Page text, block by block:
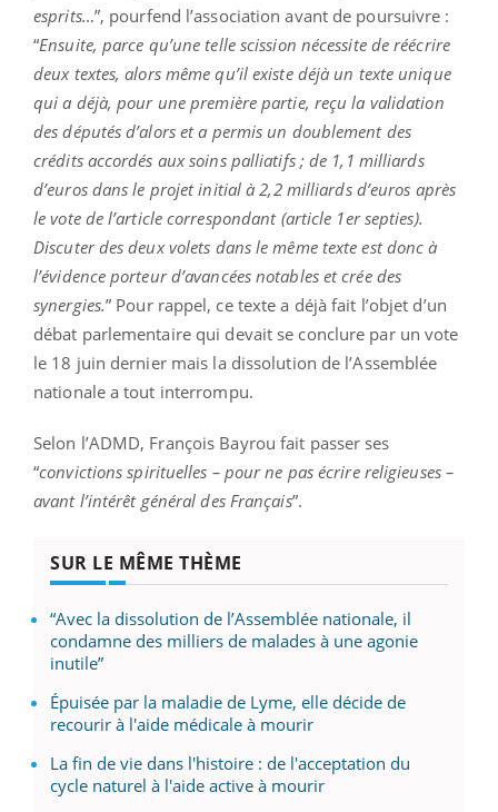
esprits…”, pourfend l’association avant de poursuivre :
“Ensuite, parce qu’une telle scission nécessite de réécrire
deux textes, alors même qu’il existe déjà un texte unique
qui a déjà, pour une première partie, reçu la validation
des députés d’alors et a permis un doublement des
crédits accordés aux soins palliatifs ; de 1,1 milliards
d’euros dans le projet initial à 2,2 milliards d’euros après
le vote de l’article correspondant (article 1er septies).
Discuter des deux volets dans le même texte est donc à
l’évidence porteur d’avancées notables et crée des
synergies.” Pour rappel, ce texte a déjà fait l’objet d’un
débat parlementaire qui devait se conclure par un vote
le 18 juin dernier mais la dissolution de l’Assemblée
nationale a tout interrompu.
Selon l’ADMD, François Bayrou fait passer ses
“convictions spirituelles – pour ne pas écrire religieuses –
avant l’intérêt général des Français”.
SUR LE MÊME THÈME
“Avec la dissolution de l’Assemblée nationale, il
condamne des milliers de malades à une agonie
inutile”
Épuisée par la maladie de Lyme, elle décide de
recourir à l'aide médicale à mourir
La fin de vie dans l'histoire : de l'acceptation du
cycle naturel à l'aide active à mourir